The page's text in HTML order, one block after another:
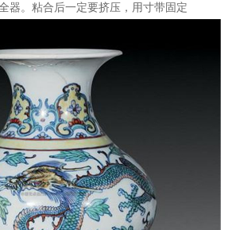
器。粘合后一定要挤压，用寸带固定